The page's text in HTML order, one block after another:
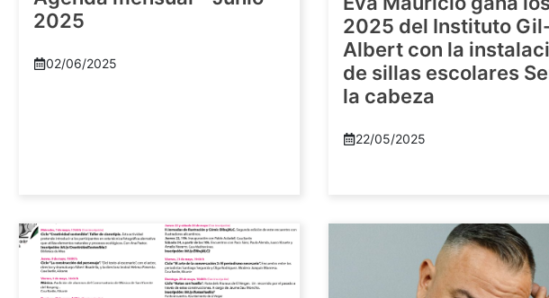
2025
02/06/2025
2025 del Instituto
Albert con la
de sillas escolares
la cabeza
22/05/2025